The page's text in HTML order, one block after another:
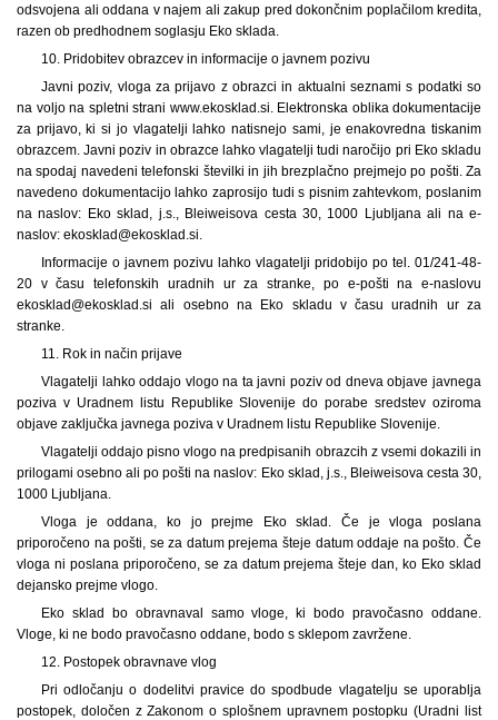
odsvojena ali oddana v najem ali zakup pred dokončnim poplačilom kredita,
razen ob predhodnem soglasju Eko sklada.
10. Pridobitev obrazcev in informacije o javnem pozivu
Javni poziv, vloga za prijavo z obrazci in aktualni seznami s podatki so
na voljo na spletni strani www.ekosklad.si. Elektronska oblika dokumentacije
za prijavo, ki si jo vlagatelji lahko natisnejo sami, je enakovredna tiskanim
obrazcem. Javni poziv in obrazce lahko vlagatelji tudi naročijo pri Eko skladu
na spodaj navedeni telefonski številki in jih brezplačno prejmejo po pošti. Za
navedeno dokumentacijo lahko zaprosijo tudi s pisnim zahtevkom, poslanim
na naslov: Eko sklad, j.s., Bleiweisova cesta 30, 1000 Ljubljana ali na e-
naslov: ekosklad@ekosklad.si.
Informacije o javnem pozivu lahko vlagatelji pridobijo po tel. 01/241-48-
20 v času telefonskih uradnih ur za stranke, po e-pošti na e-naslovu
ekosklad@ekosklad.si ali osebno na Eko skladu v času uradnih ur za
stranke.
11. Rok in način prijave
Vlagatelji lahko oddajo vlogo na ta javni poziv od dneva objave javnega
poziva v Uradnem listu Republike Slovenije do porabe sredstev oziroma
objave zaključka javnega poziva v Uradnem listu Republike Slovenije.
Vlagatelji oddajo pisno vlogo na predpisanih obrazcih z vsemi dokazili in
prilogami osebno ali po pošti na naslov: Eko sklad, j.s., Bleiweisova cesta 30,
1000 Ljubljana.
Vloga je oddana, ko jo prejme Eko sklad. Če je vloga poslana
priporočeno na pošti, se za datum prejema šteje datum oddaje na pošto. Če
vloga ni poslana priporočeno, se za datum prejema šteje dan, ko Eko sklad
dejansko prejme vlogo.
Eko sklad bo obravnaval samo vloge, ki bodo pravočasno oddane.
Vloge, ki ne bodo pravočasno oddane, bodo s sklepom zavržene.
12. Postopek obravnave vlog
Pri odločanju o dodelitvi pravice do spodbude vlagatelju se uporablja
postopek, določen z Zakonom o splošnem upravnem postopku (Uradni list